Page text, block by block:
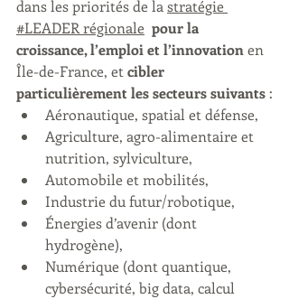
dans les priorités de la stratégie
#LEADER régionale pour la
croissance, l’emploi et l’innovation en
Île-de-France, et cibler
particulièrement les secteurs suivants :
Aéronautique, spatial et défense,
Agriculture, agro-alimentaire et
nutrition, sylviculture,
Automobile et mobilités,
Industrie du futur/robotique,
Énergies d’avenir (dont
hydrogène),
Numérique (dont quantique,
cybersécurité, big data, calcul